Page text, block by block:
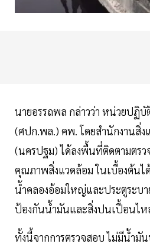
นายอรรถพล กล่าวว่า หน่วยปฏิ
(ศปก.พล.) คพ. โดยสำนักงานสิ่ง
(นครปฐม) ได้ลงพื้นที่ติดตามตรว
คุณภาพสิ่งแวดล้อม ในเบื้องต้นไ
น้ำคลองอ้อมใหญ่และประตูระบ
ป้องกันน้ำมันและสิ่งปนเปื้อนไ
ทั้งนี้จากการตรวจสอบ ไม่มีน้ำมั